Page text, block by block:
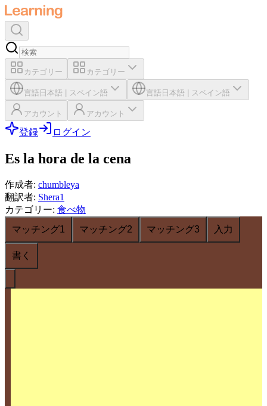
カテゴリー カテゴリー
言語 日本語 スペイン語 言語 日本語 スペイン語
アカウント アカウント
登録 ログイン
Es la hora de la cena
作成者: chumbleya
翻訳者: Shera1
カテゴリー: 食べ物
マッチング1
マッチング2 マッチング3 入力
書く